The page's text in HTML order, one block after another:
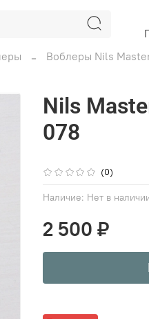
Воблеры Nils
(0)
Наличие: Нет в
Nils
078
2 500 ₽